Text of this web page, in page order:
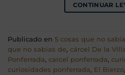
CONTINUAR
Publicado en 5 cosas que no
que no sabias de, cárcel De la
Ponferrada, carcel ponferrada,
curiosidades ponferrada, El Bierzo,